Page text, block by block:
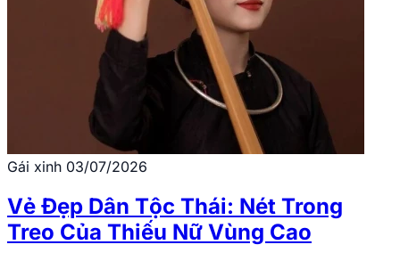
Gái xinh 03/07/2026
Vẻ Đẹp Dân Tộc Thái: Nét Trong
Treo Của Thiếu Nữ Vùng Cao